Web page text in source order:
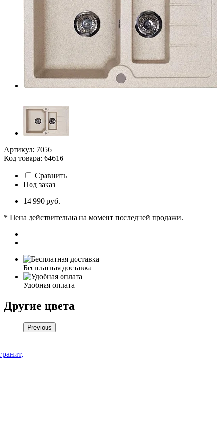
Артикул: 7056
Код товара: 64616
Сравнить
Под заказ
14 990 руб.
* Цена действительна на момент последней продажи.
Бесплатная доставка
Удобная оплата
Другие цвета
Previous